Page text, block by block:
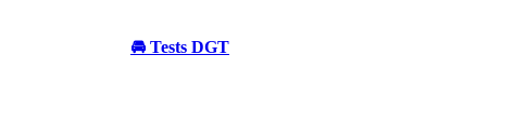
🚘 Tests DGT